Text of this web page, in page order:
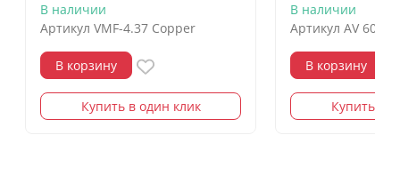
В наличии
Артикул VMF-4.37 Copper
В корзину
Купить в один клик
В наличии
Артикул AV 6033-
В корзину
Купить в